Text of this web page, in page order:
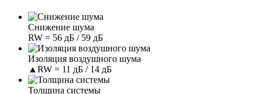
Снижение шума
RW = 56 дБ / 59 дБ
Изоляция воздушного шума
▲RW = 11 дБ / 14 дБ
Толщина системы